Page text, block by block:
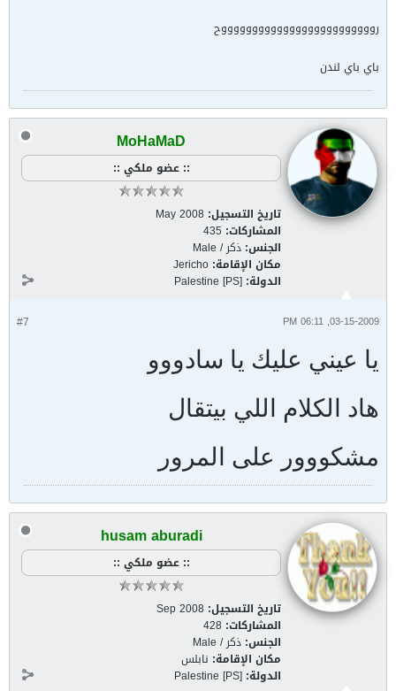
روووووووووووووووووووووووووح
باي باي لندن
MoHaMaD
:: عضو ملكي ::
تاريخ التسجيل: May 2008
المشاركات: 435
الجنس: ذكر / Male
مكان الإقامة: Jericho
الدولة: Palestine [PS]
#7 03-15-2009, 06:11 PM
يا عيني عليك يا سادووو
هاد الكلام اللي بيتقال
مشكووور على المرور
husam aburadi
:: عضو ملكي ::
تاريخ التسجيل: Sep 2008
المشاركات: 428
الجنس: ذكر / Male
مكان الإقامة: نابلس
الدولة: Palestine [PS]